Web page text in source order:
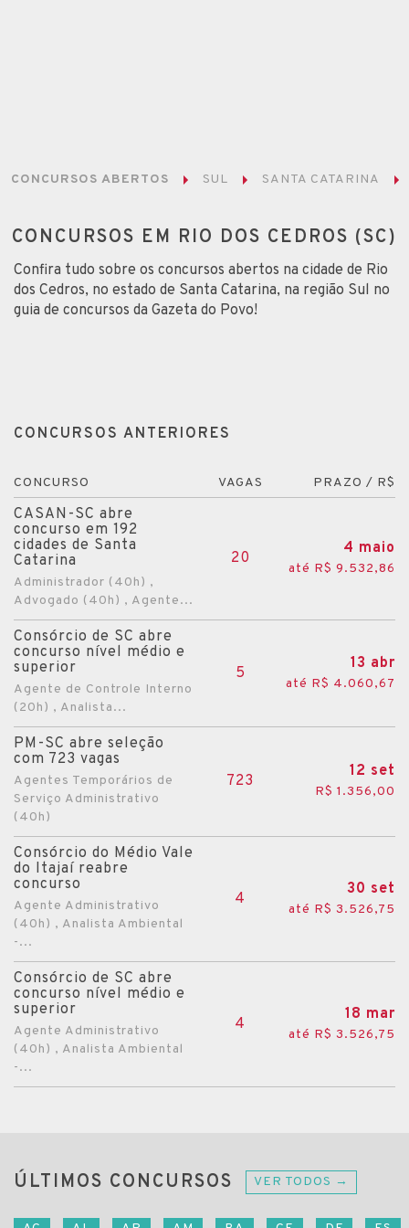
CONCURSOS ABERTOS SUL SANTA CATARINA
CONCURSOS EM RIO DOS CEDROS (SC)
Confira tudo sobre os concursos abertos na cidade de Rio
dos Cedros, no estado de Santa Catarina, na região Sul no
guia de concursos da Gazeta do Povo!
CONCURSOS ANTERIORES
CONCURSO VAGAS PRAZO / R$
CASAN-SC abre
concurso em 192
cidades de Santa
Catarina
Administrador (40h) ,
Advogado (40h) , Agente...
20
4 maio
até R$ 9.532,86
Consórcio de SC abre
concurso nível médio e
superior
Agente de Controle Interno
(20h) , Analista...
5
13 abr
até R$ 4.060,67
PM-SC abre seleção
com 723 vagas
Agentes Temporários de
Serviço Administrativo
(40h)
723
12 set
R$ 1.356,00
Consórcio do Médio Vale
do Itajaí reabre
concurso
Agente Administrativo
(40h) , Analista Ambiental
-...
4
30 set
até R$ 3.526,75
Consórcio de SC abre
concurso nível médio e
superior
Agente Administrativo
(40h) , Analista Ambiental
-...
4
18 mar
até R$ 3.526,75
ÚLTIMOS CONCURSOS VER TODOS →